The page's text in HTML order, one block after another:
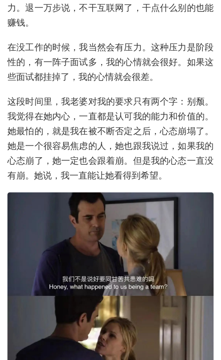
力。退一万步说，不干互联网了，干点什么别的也能
赚钱。
在没工作的时候，我当然会有压力。这种压力是阶段
性的，有一阵子面试多，我的心情就会很好。如果这
些面试都挂掉了，我的心情就会很差。
这段时间里，我老婆对我的要求只有两个字：别颓。
我觉得在她内心，一直都是认可我的能力和价值的。
她最怕的，就是我在被不断否定之后，心态崩塌了。
她是一个很容易焦虑的人，她也跟我说过，如果我的
心态崩了，她一定也会跟着崩。但是我的心态一直没
有崩。她说，我一直能让她看得到希望。